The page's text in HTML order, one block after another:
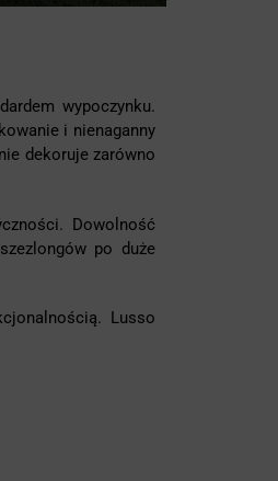
wypoczynku.
i nienaganny
dekoruje zarówno
Dowolność
po duże
Lusso